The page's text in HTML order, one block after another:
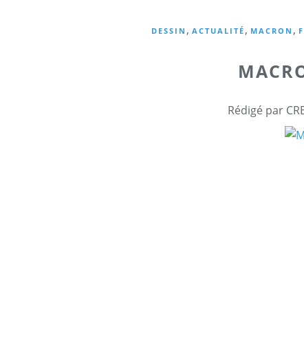
DESSIN , ACTUALITÉ , MACRON ,
Rédigé par